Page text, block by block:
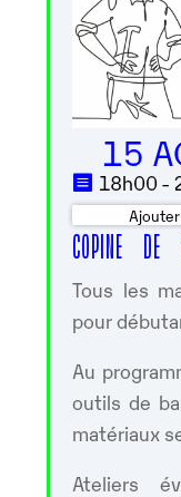
15
18h00 -
COPINE DE
Tous les
pour
Au
outils de
matériaux
Ateliers